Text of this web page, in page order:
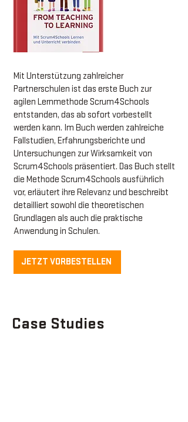
Mit Unterstützung zahlreicher
Partnerschulen ist das erste Buch zur
agilen Lernmethode Scrum4Schools
entstanden, das ab sofort vorbestellt
werden kann. Im Buch werden zahlreiche
Fallstudien, Erfahrungsberichte und
Untersuchungen zur Wirksamkeit von
Scrum4Schools präsentiert. Das Buch stellt
die Methode Scrum4Schools ausführlich
vor, erläutert ihre Relevanz und beschreibt
detailliert sowohl die theoretischen
Grundlagen als auch die praktische
Anwendung in Schulen.
JETZT VORBESTELLEN
Case Studies